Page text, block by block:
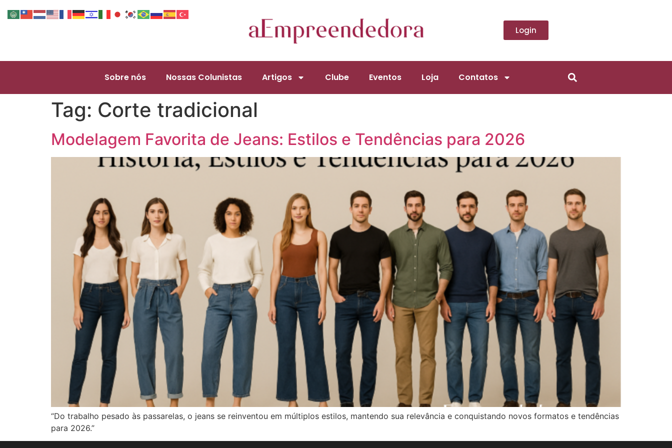
Login
Sobre nós Nossas Colunistas Artigos Clube Eventos Loja Contatos
Tag: Corte tradicional
Modelagem Favorita de Jeans: Estilos e Tendências para 2026
“Do trabalho pesado às passarelas, o jeans se reinventou em múltiplos estilos, mantendo sua relevância e conquistando novos formatos e tendências
para 2026.”